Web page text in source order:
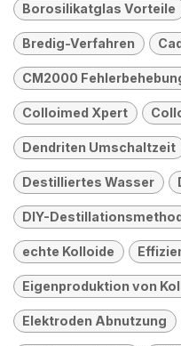
Borosilikatglas Vorteile
Bredig-Verfahren
CM2000
Colloimed Xpert
Dendriten Umschaltzeit
Destilliertes Wasser
DIY-
echte Kolloide
Eigenproduktion von
Elektroden Abnutzung